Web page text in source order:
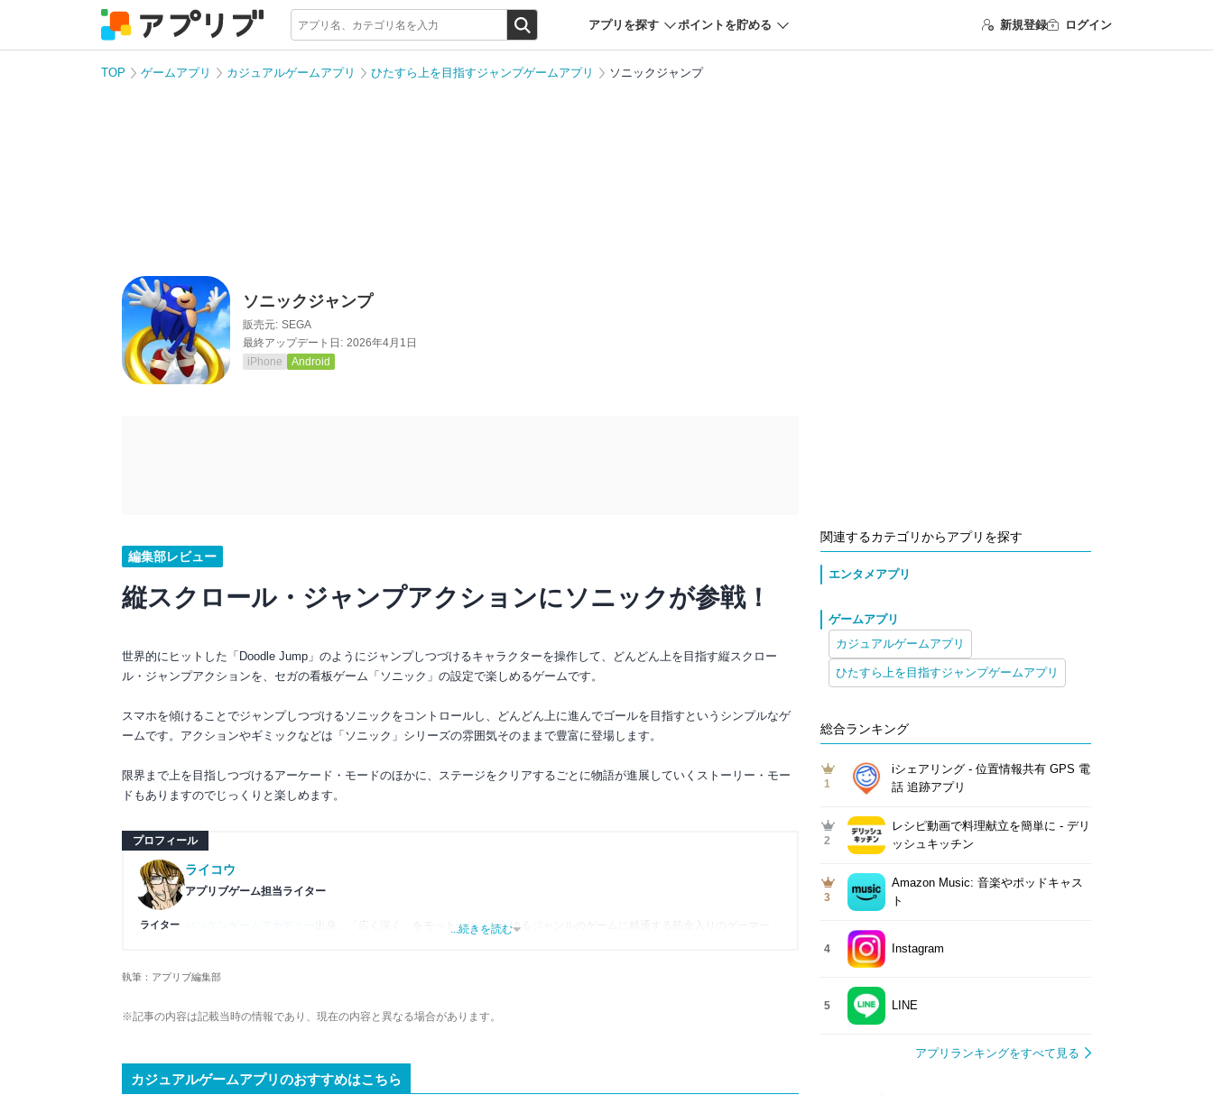
アプリを探す ポイントを貯める 新規登録 ログイン
TOP ゲームアプリ カジュアルゲームアプリ ひたすら上を目指すジャンプゲームアプリ ソニックジャンプ
ソニックジャンプ
販売元: SEGA
最終アップデート日: 2026年4月1日
iPhone
Android
編集部レビュー
縦スクロール・ジャンプアクションにソニックが参戦！
世界的にヒットした「Doodle Jump」のようにジャンプしつづけるキャラクターを操作して、どんどん上を目指す縦スクロー
ル・ジャンプアクションを、セガの看板ゲーム「ソニック」の設定で楽しめるゲームです。
スマホを傾けることでジャンプしつづけるソニックをコントロールし、どんどん上に進んでゴールを目指すというシンプルなゲ
ームです。アクションやギミックなどは「ソニック」シリーズの雰囲気そのままで豊富に登場します。
限界まで上を目指しつづけるアーケード・モードのほかに、ステージをクリアするごとに物語が進展していくストーリー・モー
ドもありますのでじっくりと楽しめます。
プロフィール
ライター
ライコウ
アプリブゲーム担当ライター
出身。「広く深く」をモットーに、あらゆるジャンルのゲームに精通する筋金入りのゲーマー。
や専門知識の深さは業界内でも高く評価されている。現在は、アプリブでゲーム関連のコンテンツを豊富に執筆中。
...続きを読む
執筆：アプリブ編集部
※記事の内容は記載当時の情報であり、現在の内容と異なる場合があります。
カジュアルゲームアプリのおすすめはこちら
関連するカテゴリからアプリを探す
エンタメアプリ
ゲームアプリ
カジュアルゲームアプリ
ひたすら上を目指すジャンプゲームアプリ
総合ランキング
1
iシェアリング - 位置情報共有 GPS 電
話 追跡アプリ
2
レシピ動画で料理献立を簡単‪に - デリ
ッシュキッチン
3
Amazon Music: 音楽やポッドキャス
ト
4 Instagram
5 LINE
アプリランキングをすべて見る